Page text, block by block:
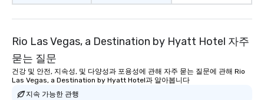
and your guests
a way to try some of
Rio Las Vegas, a Destination by Hyatt Hotel 자주
묻는 질문
건강 및 안전, 지속성, 및 다양성과 포용성에 관해 자주 묻는 질문에 관해 Rio
Las Vegas, a Destination by Hyatt Hotel과 알아봅니다
지속 가능한 관행